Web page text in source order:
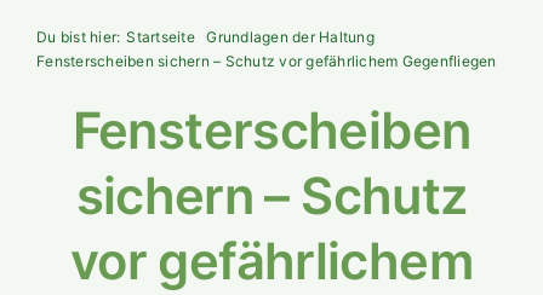
Ernährung
Haltung &
Gesundheit
Du bist hier: Startseite
Grundlagen der Haltung
Fensterscheiben sichern – Schutz vor gefährlichem Gegenfliegen
Fensterscheiben
sichern – Schutz
vor gefährlichem